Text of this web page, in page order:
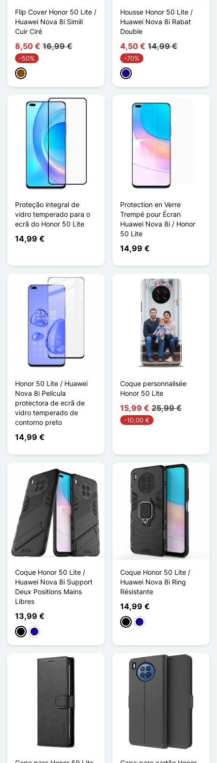
Flip Cover Honor 50 Lite /
Huawei Nova 8i Simili
Cuir Ciré
8,50 € 16,99 €
-50%
Castanho
Housse Honor 50 Lite /
Huawei Nova 8i Rabat
Double
4,50 € 14,99 €
-70%
Azul Escuro
Proteção integral de
vidro temperado para o
ecrã do Honor 50 Lite
14,99 €
Protection en Verre
Trempé pour Écran
Huawei Nova 8i / Honor
50 Lite
14,99 €
Honor 50 Lite / Huawei
Nova 8i Película
protectora de ecrã de
vidro temperado de
contorno preto
14,99 €
Coque personnalisée
Honor 50 Lite
15,99 € 25,99 €
-10,00 €
Coque Honor 50 Lite /
Huawei Nova 8i Support
Deux Positions Mains
Libres
13,99 €
PretoAzul Escuro
Coque Honor 50 Lite /
Huawei Nova 8i Ring
Résistante
14,99 €
PretoAzul Escuro